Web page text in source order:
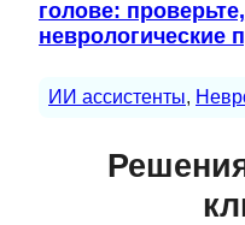
голове:
неврологические
ИИ ассистенты,